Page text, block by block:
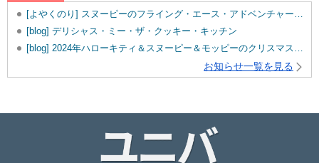
[よやくのり] スヌーピーのフライング・エース・アドベンチャーを追加しました。
[blog] デリシャス・ミー・ザ・クッキー・キッチン
[blog] 2024年ハローキティ＆スヌーピー＆モッピーのクリスマスグッズ♡
お知らせ一覧を見る